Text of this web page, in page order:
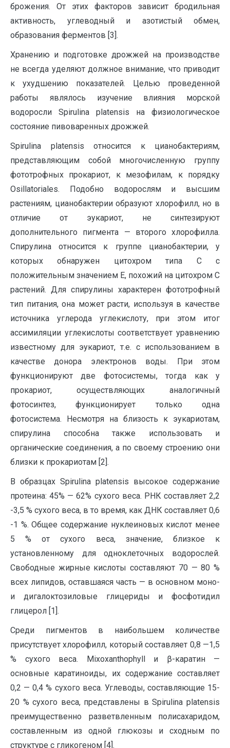
брожения. От этих факторов зависит бродильная
активность, углеводный и азотистый обмен,
образования ферментов [3].
Хранению и подготовке дрожжей на производстве
не всегда уделяют должное внимание, что приводит
к ухудшению показателей. Целью проведенной
работы являлось изучение влияния морской
водоросли Spirulina platensis на физиологическое
состояние пивоваренных дрожжей.
Spirulina platensis относится к цианобактериям,
представляющим собой многочисленную группу
фототрофных прокариот, к мезофилам, к порядку
Osillatoriales. Подобно водорослям и высшим
растениям, цианобактерии образуют хлорофилл, но в
отличие от эукариот, не синтезируют
дополнительного пигмента — второго хлорофилла.
Спирулина относится к группе цианобактерии, у
которых обнаружен цитохром типа С с
положительным значением Е, похожий на цитохром С
растений. Для спирулины характерен фототрофный
тип питания, она может расти, используя в качестве
источника углерода углекислоту, при этом итог
ассимиляции углекислоты соответствует уравнению
известному для эукариот, т.е. с использованием в
качестве донора электронов воды. При этом
функционируют две фотосистемы, тогда как у
прокариот, осуществляющих аналогичный
фотосинтез, функционирует только одна
фотосистема. Несмотря на близость к эукариотам,
спирулина способна также использовать и
органические соединения, а по своему строению они
близки к прокариотам [2].
В образцах Spirulina platensis высокое содержание
протеина: 45% — 62% сухого веса. РНК составляет 2,2
-3,5 % сухого веса, в то время, как ДНК составляет 0,6
-1 %. Общее содержание нуклеиновых кислот менее
5 % от сухого веса, значение, близкое к
установленному для одноклеточных водорослей.
Свободные жирные кислоты составляют 70 — 80 %
всех липидов, оставшаяся часть — в основном моно-
и дигалоктозиловые глицериды и фосфотидил
глицерол [1].
Среди пигментов в наибольшем количестве
присутствует хлорофилл, который составляет 0,8 —1,5
% сухого веса. Mixoxanthophyll и β-каратин —
основные каратиноиды, их содержание составляет
0,2 — 0,4 % сухого веса. Углеводы, составляющие 15-
20 % сухого веса, представлены в Spirulina platensis
преимущественно разветвленным полисахаридом,
составленным из одной глюкозы и сходным по
структуре с гликогеном [4].